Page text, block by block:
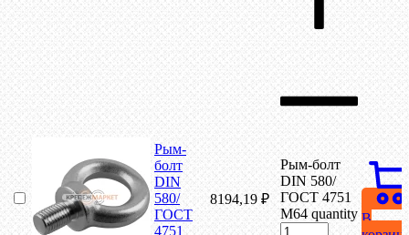
Рым-
болт
DIN
580/
ГОСТ
4751
8194,19 ₽
Рым-болт
DIN 580/
ГОСТ 4751
М64 quantity В